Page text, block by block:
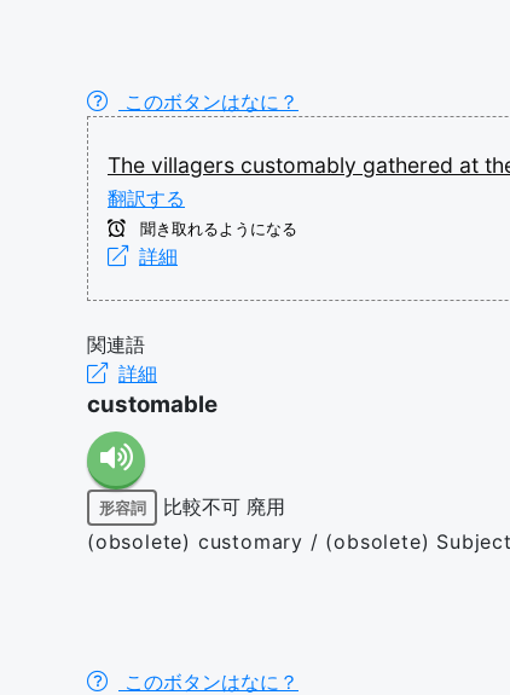
このボタンはなに？
The villagers customably gathered at
翻訳する
聞き取れるようになる
詳細
関連語
詳細
customable
形容詞 比較不可 廃用
(obsolete) customary / (obsolete)
このボタンはなに？